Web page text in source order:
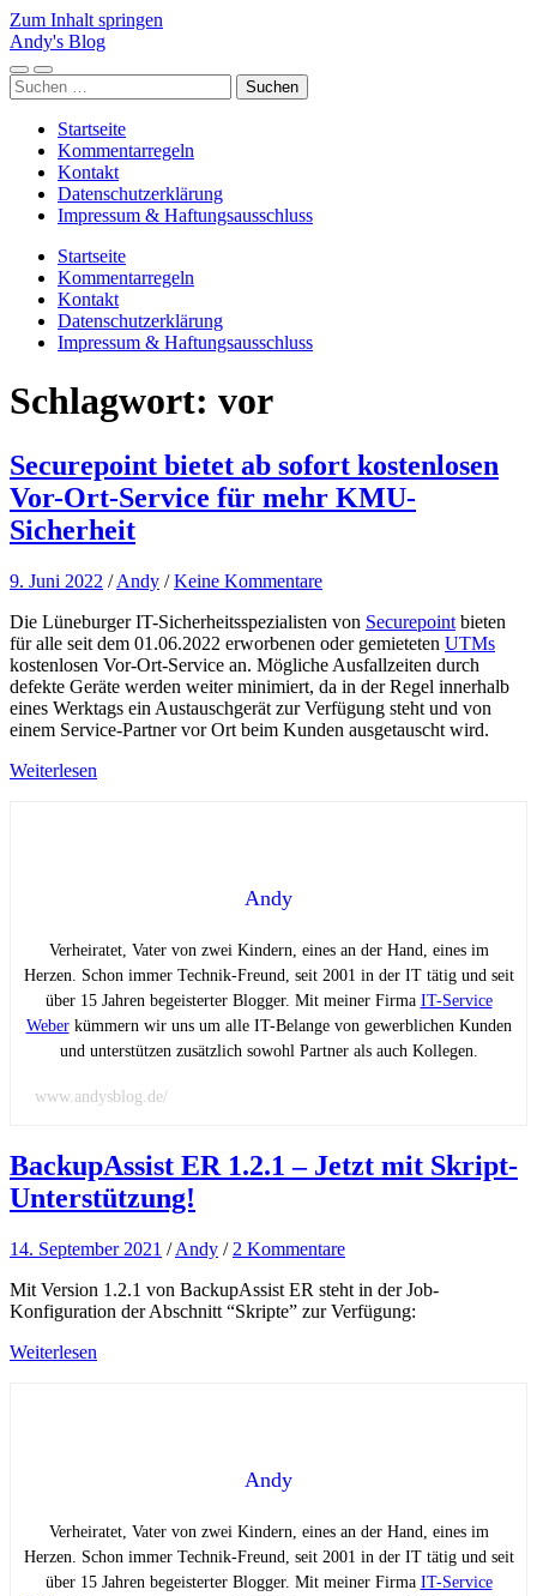
Zum Inhalt springen
Andy's Blog
Mobile-
Menü
Suchfeld
ein-/ausblenden
Suchen
nach:
Startseite
Kommentarregeln
Kontakt
Datenschutzerklärung
Impressum & Haftungsausschluss
Startseite
Kommentarregeln
Kontakt
Datenschutzerklärung
Impressum & Haftungsausschluss
Schlagwort: vor
Securepoint bietet ab sofort kostenlosen
Vor-Ort-Service für mehr KMU-
Sicherheit
9. Juni 2022 /Andy /Keine Kommentare
Die Lüneburger IT-Sicherheitsspezialisten von Securepoint bieten
für alle seit dem 01.06.2022 erworbenen oder gemieteten UTMs
kostenlosen Vor-Ort-Service an. Mögliche Ausfallzeiten durch
defekte Geräte werden weiter minimiert, da in der Regel innerhalb
eines Werktags ein Austauschgerät zur Verfügung steht und von
einem Service-Partner vor Ort beim Kunden ausgetauscht wird.
Weiterlesen
Andy
Verheiratet, Vater von zwei Kindern, eines an der Hand, eines im
Herzen. Schon immer Technik-Freund, seit 2001 in der IT tätig und seit
über 15 Jahren begeisterter Blogger. Mit meiner Firma IT-Service
Weberkümmern wir uns um alle IT-Belange von gewerblichen Kunden
und unterstützen zusätzlich sowohl Partner als auch Kollegen.
www.andysblog.de/
BackupAssist ER 1.2.1 – Jetzt mit Skript-
Unterstützung!
14. September 2021 /Andy / 2 Kommentare
Mit Version 1.2.1 von BackupAssist ER steht in der Job-
Konfiguration der Abschnitt “Skripte” zur Verfügung:
Weiterlesen
Andy
Verheiratet, Vater von zwei Kindern, eines an der Hand, eines im
Herzen. Schon immer Technik-Freund, seit 2001 in der IT tätig und seit
über 15 Jahren begeisterter Blogger. Mit meiner Firma IT-Service